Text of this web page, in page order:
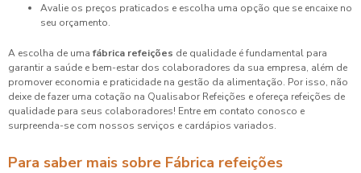
Avalie os preços praticados e escolha uma opção que se encaixe no
seu orçamento.
A escolha de uma fábrica refeições de qualidade é fundamental para
garantir a saúde e bem-estar dos colaboradores da sua empresa, além de
promover economia e praticidade na gestão da alimentação. Por isso, não
deixe de fazer uma cotação na Qualisabor Refeições e ofereça refeições de
qualidade para seus colaboradores! Entre em contato conosco e
surpreenda-se com nossos serviços e cardápios variados.
Para saber mais sobre Fábrica refeições